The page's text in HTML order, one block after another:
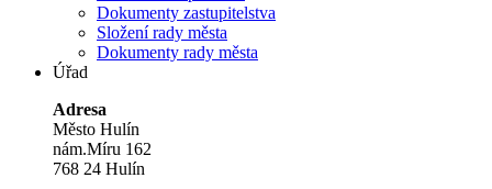
Dokumenty zastupitelstva
Složení rady města
Dokumenty rady města
Úřad
Adresa
Město Hulín
nám.Míru 162
768 24 Hulín